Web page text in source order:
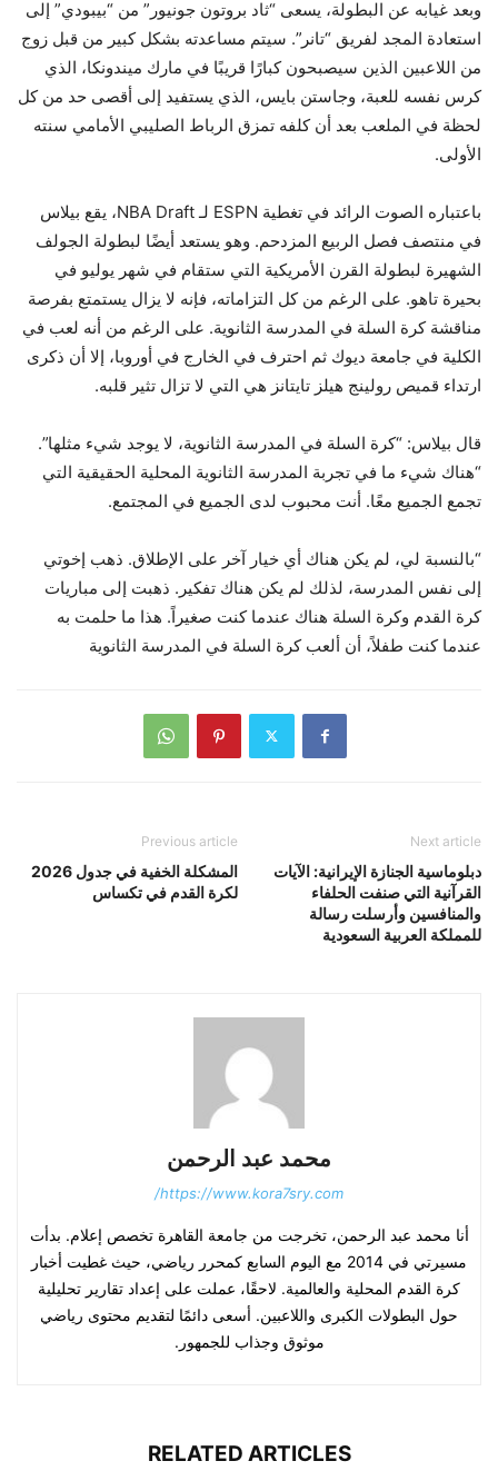
وبعد غيابه عن البطولة، يسعى “ثاد بروتون جونيور” من “بيبودي” إلى
استعادة المجد لفريق “تانر”. سيتم مساعدته بشكل كبير من قبل زوج
من اللاعبين الذين سيصبحون كبارًا قريبًا في مارك ميندونكا، الذي
كرس نفسه للعبة، وجاستن بايس، الذي يستفيد إلى أقصى حد من كل
لحظة في الملعب بعد أن كلفه تمزق الرباط الصليبي الأمامي سنته
الأولى.
باعتباره الصوت الرائد في تغطية ESPN لـ NBA Draft، يقع بيلاس
في منتصف فصل الربيع المزدحم. وهو يستعد أيضًا لبطولة الجولف
الشهيرة لبطولة القرن الأمريكية التي ستقام في شهر يوليو في
بحيرة تاهو. على الرغم من كل التزاماته، فإنه لا يزال يستمتع بفرصة
مناقشة كرة السلة في المدرسة الثانوية. على الرغم من أنه لعب في
الكلية في جامعة ديوك ثم احترف في الخارج في أوروبا، إلا أن ذكرى
ارتداء قميص رولينج هيلز تايتانز هي التي لا تزال تثير قلبه.
قال بيلاس: “كرة السلة في المدرسة الثانوية، لا يوجد شيء مثلها”.
“هناك شيء ما في تجربة المدرسة الثانوية المحلية الحقيقية التي
تجمع الجميع معًا. أنت محبوب لدى الجميع في المجتمع.
“بالنسبة لي، لم يكن هناك أي خيار آخر على الإطلاق. ذهب إخوتي
إلى نفس المدرسة، لذلك لم يكن هناك تفكير. ذهبت إلى مباريات
كرة القدم وكرة السلة هناك عندما كنت صغيراً. هذا ما حلمت به
عندما كنت طفلاً، أن ألعب كرة السلة في المدرسة الثانوية
Previous article
المشكلة الخفية في جدول 2026
لكرة القدم في تكساس
Next article
دبلوماسية الجنازة الإيرانية: الآيات
القرآنية التي صنفت الحلفاء
والمنافسين وأرسلت رسالة
للمملكة العربية السعودية
محمد عبد الرحمن
https://www.kora7sry.com/
أنا محمد عبد الرحمن، تخرجت من جامعة القاهرة تخصص إعلام. بدأت
مسيرتي في 2014 مع اليوم السابع كمحرر رياضي، حيث غطيت أخبار
كرة القدم المحلية والعالمية. لاحقًا، عملت على إعداد تقارير تحليلية
حول البطولات الكبرى واللاعبين. أسعى دائمًا لتقديم محتوى رياضي
موثوق وجذاب للجمهور.
RELATED ARTICLES